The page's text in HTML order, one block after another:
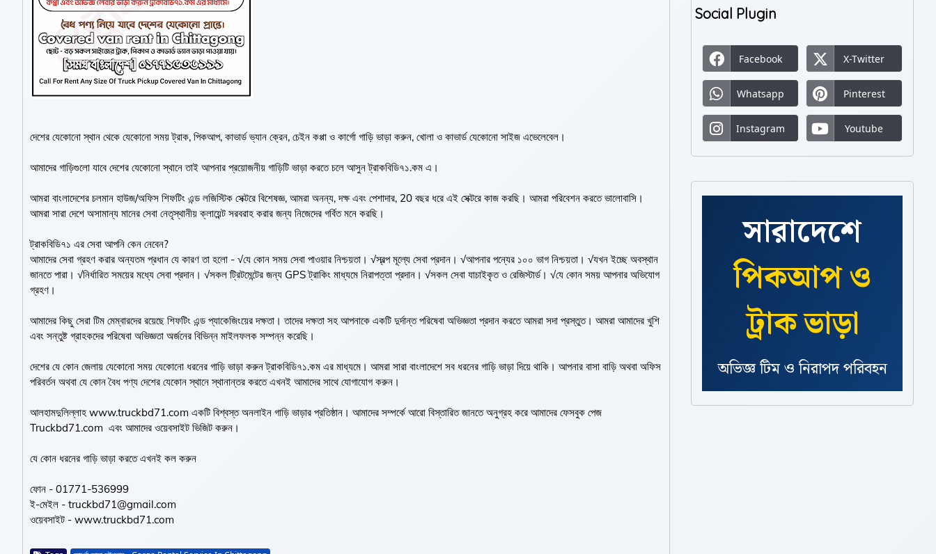
দেশের যেকোনো স্থান থেকে যেকোনো সময় ট্রাক, পিকআপ, কাভার্ড ভ্যান ক্রেন, চেইন কপ্পা ও কার্গো গাড়ি ভাড়া করুন, খোলা ও কাভার্ড যেকোনো সাইজ এভেলেবেল।
আমাদের গাড়িগুলো যাবে দেশের যেকোনো স্থানে তাই আপনার প্রয়োজনীয় গাড়িটি ভাড়া করতে চলে আসুন ট্রাকবিডি৭১.কম এ।
আমরা বাংলাদেশের চলমান হাউজ/অফিস শিফটিং এন্ড লজিস্টিক সেক্টরে বিশেষজ্ঞ, আমরা অনন্য, দক্ষ এবং পেশাদার, 20 বছর ধরে এই সেক্টরে কাজ করছি। আমরা পরিবেশন করতে ভালোবাসি।
আমরা সারা দেশে অসামান্য মানের সেবা নেতৃস্থানীয় ক্লায়েন্ট সরবরাহ করার জন্য নিজেদের গর্বিত মনে করছি।
ট্রাকবিডি৭১ এর সেবা আপনি কেন নেবেন?
আমাদের সেবা গ্রহণ করার অন্যতম প্রধান যে কারণ তা হলো - √যে কোন সময় সেবা পাওয়ার নিশ্চয়তা। √স্বল্প মূল্যে সেবা প্রদান। √আপনার পন্যের ১০০ ভাগ নিশ্চয়তা। √যখন ইচ্ছে অবস্থান
জানতে পারা। √নির্ধারিত সময়ের মধ্যে সেবা প্রদান। √সকল ট্রিটমেন্টের জন্য GPS ট্রাকিং মাধ্যমে নিরাপত্তা প্রদান। √সকল সেবা যাচাইকৃত ও রেজিস্টার্ড। √যে কোন সময় আপনার অভিযোগ
গ্রহণ।
আমাদের কিছু সেরা টিম মেম্বারদের রয়েছে শিফটিং এন্ড প্যাকেজিংয়ের দক্ষতা। তাদের দক্ষতা সহ আপনাকে একটি দুর্দান্ত পরিষেবা অভিজ্ঞতা প্রদান করতে আমরা সদা প্রস্তুত। আমরা আমাদের খুশি
এবং সন্তুষ্ট গ্রাহকদের পরিষেবা অভিজ্ঞতা অর্জনের বিভিন্ন মাইলফলক সম্পন্ন করেছি।
দেশের যে কোন জেলায় যেকোনো সময় যেকোনো ধরনের গাড়ি ভাড়া করুন ট্রাকবিডি৭১.কম এর মাধ্যমে। আমরা সারা বাংলাদেশে সব ধরনের গাড়ি ভাড়া দিয়ে থাকি। আপনার বাসা বাড়ি অথবা অফিস
পরিবর্তন অথবা যে কোন বৈধ পণ্য দেশের যেকোন স্থানে স্থানান্তর করতে এখনই আমাদের সাথে যোগাযোগ করুন।
আলহামদুলিল্লাহ www.truckbd71.com একটি বিশ্বস্ত অনলাইন গাড়ি ভাড়ার প্রতিষ্ঠান। আমাদের সম্পর্কে আরো বিস্তারিত জানতে অনুগ্রহ করে আমাদের ফেসবুক পেজ
Truckbd71.com এবং আমাদের ওয়েবসাইট ভিজিট করুন।
যে কোন ধরনের গাড়ি ভাড়া করতে এখনই কল করুন
ফোন - 01771-536999
ই-মেইল - truckbd71@gmail.com
ওয়েবসাইট - www.truckbd71.com
Social Plugin
Facebook X-Twitter
Whatsapp Pinterest
Instagram Youtube
সারাদেশে
পিকআপ ও
ট্রাক ভাড়া
অভিজ্ঞ টিম ও নিরাপদ পরিবহন
ব্যবস্থা